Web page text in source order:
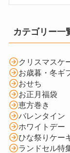
カテゴリー一
クリスマスケ
お歳暮・冬ギ
おせち
お正月福袋
恵方巻き
バレンタイン
ホワイトデー
ひな祭りケー
ランドセル特